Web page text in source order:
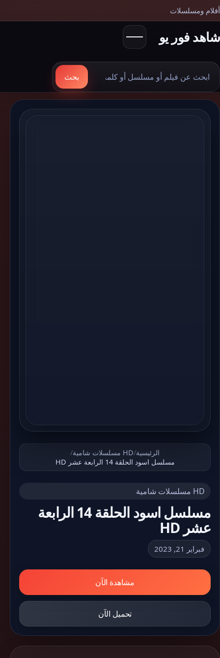
أفلام ومسلسلات
شاهد فور يو
ابحث
بحث
الرئيسية/HD مسلسلات شامية
/
مسلسل اسود الحلقة 14 الرابعة عشر HD
HD مسلسلات شامية
مسلسل اسود الحلقة 14 الرابعة
عشر HD
فبراير 21, 2023
مشاهدة الآن
تحميل الآن